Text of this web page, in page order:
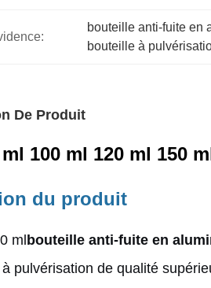
bouteille anti-fuite en
bouteille à
De Produit
100 ml 120 ml 150
du produit
ml bouteille anti-fuite en
pulvérisation de qualité